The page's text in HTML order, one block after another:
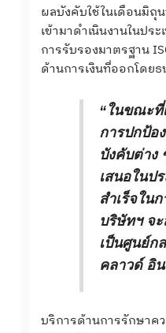
ผลบังคับใช้ในเดือนมิถุ
เข้ามาดำเนินงานในป
การรับรองมาตรฐาน
ด้านการเงินที่ออกโดย
“ในขณะที่
การปกป้อ
บังคับต่าง
เสนอในป
สำเร็จใน
บริษัทฯ จ
เป็นศูนย์ก
คลาวด์ อิ
บริการด้านการรักษาค